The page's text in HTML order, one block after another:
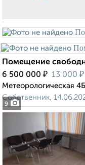
9
Помещение
6 500 000 ₽ 13 000 ₽
Метеорологическая 4Б
Собственник,